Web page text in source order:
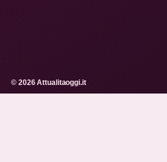
© 2026 Attualitaoggi.it